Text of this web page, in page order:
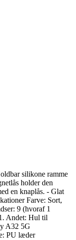
silikone ramme
holder den
en knaplås. - Glat
Farve: Sort,
9 (hvoraf 1
Andet: Hul til
A32 5G
PU læder